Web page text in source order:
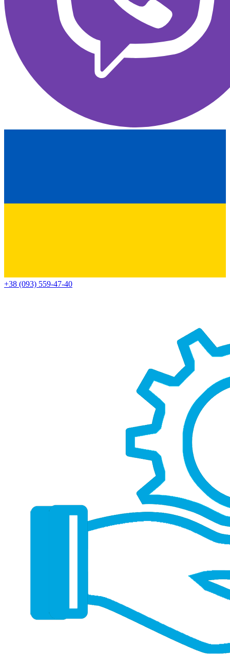
+38 (093) 559-47-40